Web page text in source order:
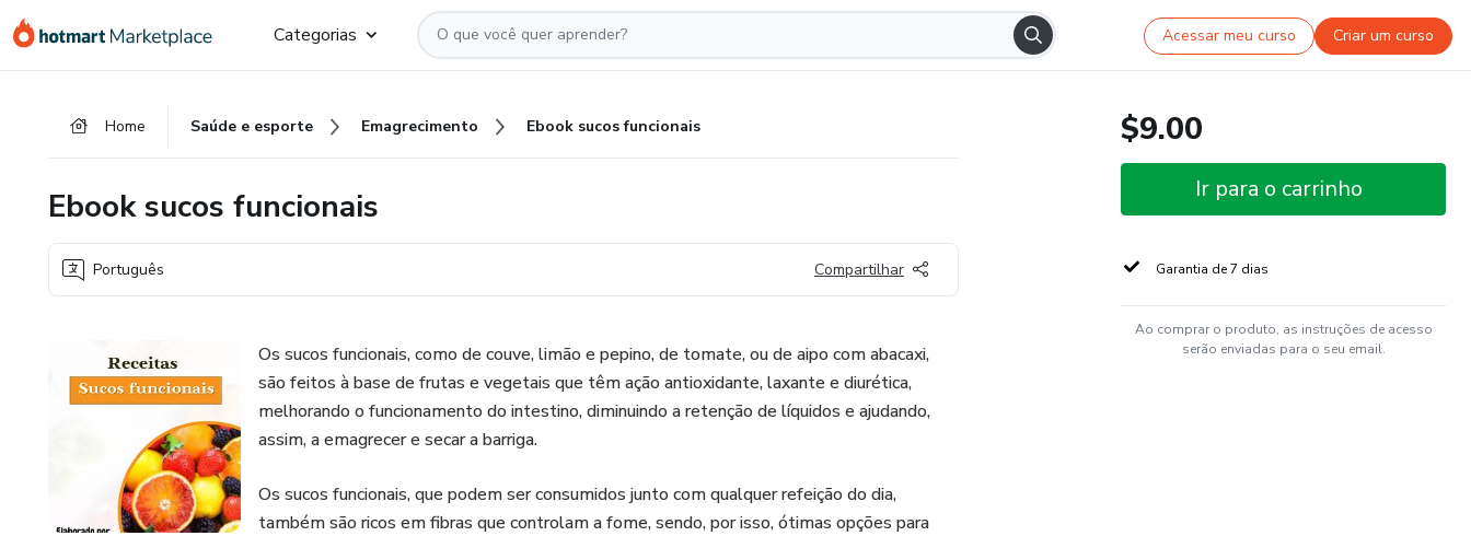
para
para
para
Categorias Acessar meu curso Criar um curso
Home Saúde e esporte Emagrecimento Ebook sucos funcionais
Ebook sucos funcionais
Português Compartilhar
Os sucos funcionais, como de couve, limão e pepino, de tomate, ou de aipo com abacaxi,
são feitos à base de frutas e vegetais que têm ação antioxidante, laxante e diurética,
melhorando o funcionamento do intestino, diminuindo a retenção de líquidos e ajudando,
assim, a emagrecer e secar a barriga.
Os sucos funcionais, que podem ser consumidos junto com qualquer refeição do dia,
também são ricos em fibras que controlam a fome, sendo, por isso, ótimas opções para
$9.00
Ir para o carrinho
Garantia de 7 dias
Ao comprar o produto, as instruções de acesso
serão enviadas para o seu email.